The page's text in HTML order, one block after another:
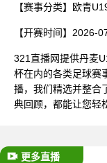
【赛事分类】 欧青
【开赛时间】 2026-
321直播网提供丹麦
杯在内的各类足球赛
播，我们精选并整合
典回顾，都能让您轻
更多直播